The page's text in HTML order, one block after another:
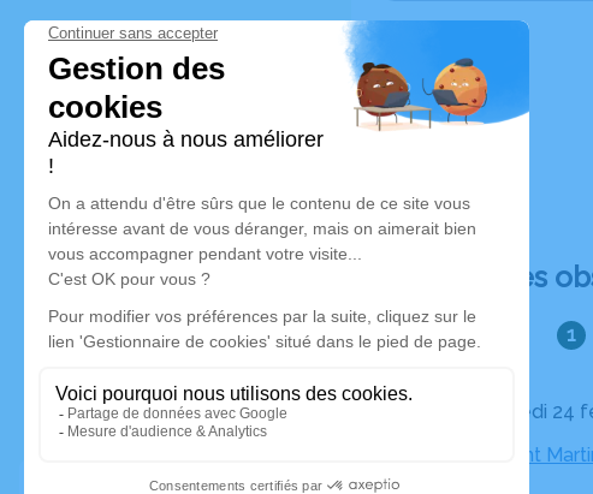
Déroulé des
Le mercredi 24
Église Saint